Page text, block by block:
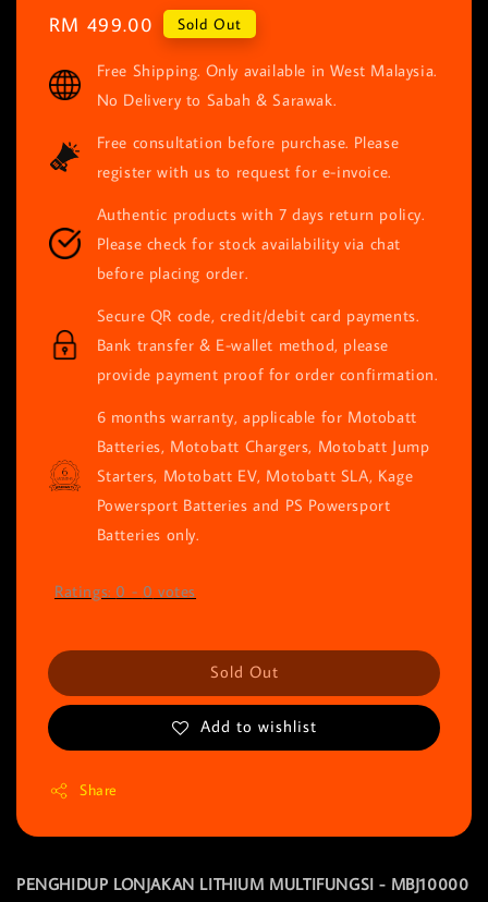
Regular
RM 499.00 Sold Out
Free Shipping. Only available in West Malaysia.
No Delivery to Sabah & Sarawak.
Free consultation before purchase. Please
register with us to request for e-invoice.
Authentic products with 7 days return policy.
Please check for stock availability via chat
before placing order.
Secure QR code, credit/debit card payments.
Bank transfer & E-wallet method, please
provide payment proof for order confirmation.
6 months warranty, applicable for Motobatt
Batteries, Motobatt Chargers, Motobatt Jump
Starters, Motobatt EV, Motobatt SLA, Kage
Powersport Batteries and PS Powersport
Batteries only.
Ratings: 0 - 0 votes
Sold Out
Add to wishlist
Share
PENGHIDUP LONJAKAN LITHIUM MULTIFUNGSI - MBJ10000